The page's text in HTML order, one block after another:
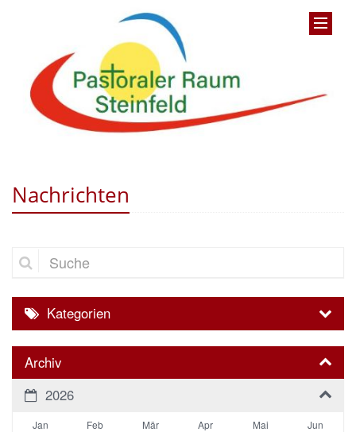
Nachrichten
Suche
Kategorien
Archiv
2026
Jan Feb Mär Apr Mai
Jun